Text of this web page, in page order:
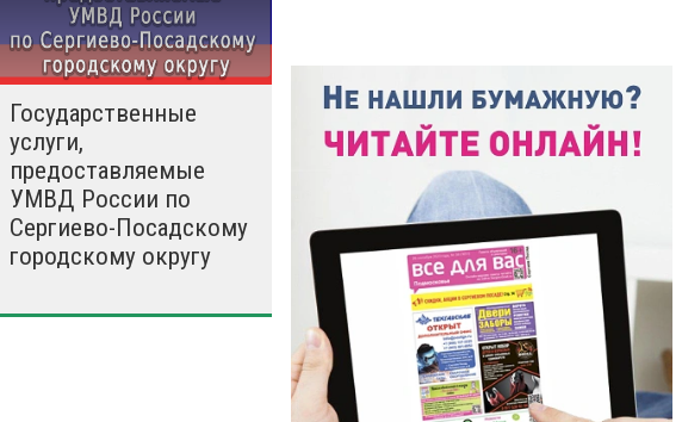
Государственные
услуги,
предоставляемые
УМВД России по
Сергиево-Посадскому
городскому округу